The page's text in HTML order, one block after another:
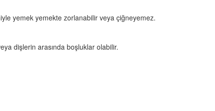
yemek yemekte zorlanabilir veya çiğneyemez.
dişlerin arasında boşluklar olabilir.